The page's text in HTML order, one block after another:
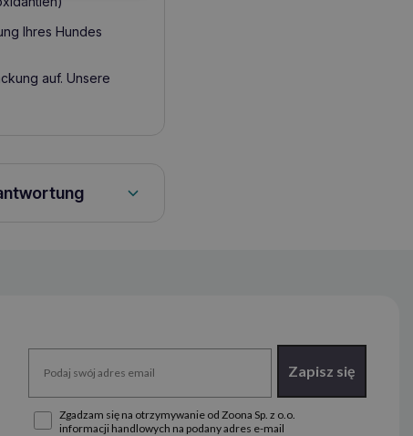
Ihres Hundes
auf. Unsere
Zapisz się
Zgadzam się na otrzymywanie od Zoona Sp. z o.o.
informacji handlowych na podany adres e-mail